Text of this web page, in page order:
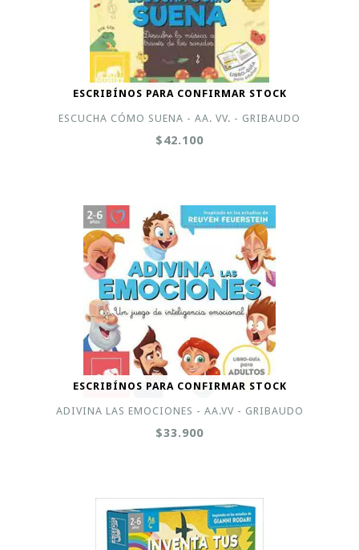
ESCRIBÍNOS PARA CONFIRMAR STOCK
ESCUCHA CÓMO SUENA - AA. VV. - GRIBAUDO
$42.100
ESCRIBÍNOS PARA CONFIRMAR STOCK
ADIVINA LAS EMOCIONES - AA.VV - GRIBAUDO
$33.900